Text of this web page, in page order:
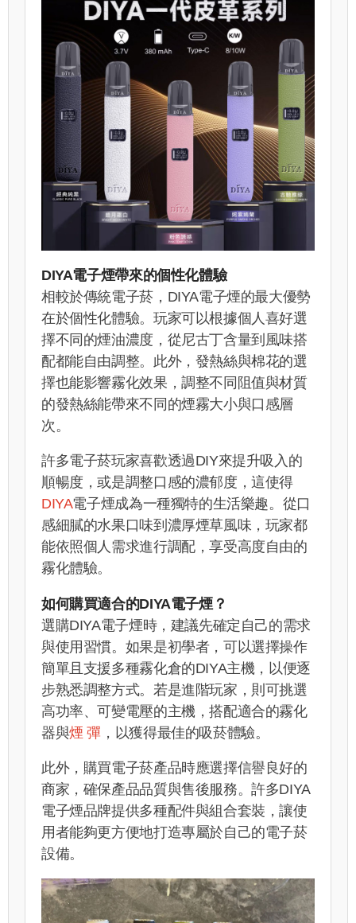
DIYA電子煙帶來的個性化體驗
相較於傳統電子菸，DIYA電子煙的最大優勢
在於個性化體驗。玩家可以根據個人喜好選
擇不同的煙油濃度，從尼古丁含量到風味搭
配都能自由調整。此外，發熱絲與棉花的選
擇也能影響霧化效果，調整不同阻值與材質
的發熱絲能帶來不同的煙霧大小與口感層
次。
許多電子菸玩家喜歡透過DIY來提升吸入的
順暢度，或是調整口感的濃郁度，這使得
DIYA電子煙成為一種獨特的生活樂趣。從口
感細膩的水果口味到濃厚煙草風味，玩家都
能依照個人需求進行調配，享受高度自由的
霧化體驗。
如何購買適合的DIYA電子煙？
選購DIYA電子煙時，建議先確定自己的需求
與使用習慣。如果是初學者，可以選擇操作
簡單且支援多種霧化倉的DIYA主機，以便逐
步熟悉調整方式。若是進階玩家，則可挑選
高功率、可變電壓的主機，搭配適合的霧化
器與煙 彈 ，以獲得最佳的吸菸體驗。
此外，購買電子菸產品時應選擇信譽良好的
商家，確保產品品質與售後服務。許多DIYA
電子煙品牌提供多種配件與組合套裝，讓使
用者能夠更方便地打造專屬於自己的電子菸
設備。